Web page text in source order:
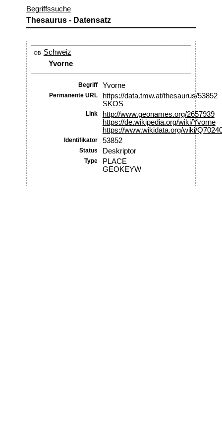
Begriffssuche
Thesaurus - Datensatz
OB
Schweiz
Yvorne
Begriff Yvorne
Permanente URL
https://data.tmw.at/thesaurus/53852
SKOS
Link
http://www.geonames.org/2657939
https://de.wikipedia.org/wiki/Yvorne
https://www.wikidata.org/wiki/
Identifikator 53852
Status Deskriptor
Type
PLACE
GEOKEYW